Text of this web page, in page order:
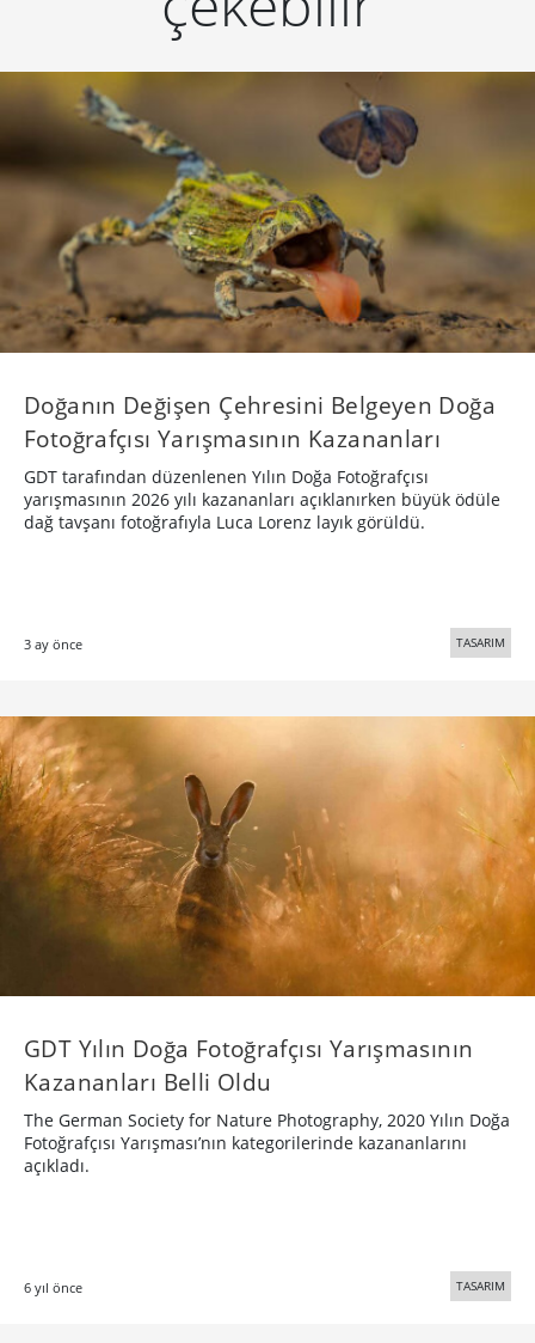
Doğanın Değişen Çehresini Belgeyen Doğa
Fotoğrafçısı Yarışmasının Kazananları
GDT tarafından düzenlenen Yılın Doğa Fotoğrafçısı
yarışmasının 2026 yılı kazananları açıklanırken büyük ödüle
dağ tavşanı fotoğrafıyla Luca Lorenz layık görüldü.
3 ay önce TASARIM
GDT Yılın Doğa Fotoğrafçısı Yarışmasının
Kazananları Belli Oldu
The German Society for Nature Photography, 2020 Yılın Doğa
Fotoğrafçısı Yarışması’nın kategorilerinde kazananlarını
açıkladı.
6 yıl önce TASARIM